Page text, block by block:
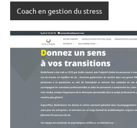
Coach en gestion du stress